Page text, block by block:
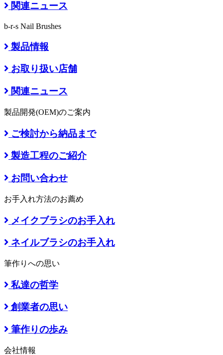
関連ニュース
b-r-s Nail Brushes
製品情報
お取り扱い店舗
関連ニュース
製品開発(OEM)のご案内
ご検討から納品まで
製造工程のご紹介
お問い合わせ
お手入れ方法のお薦め
メイクブラシのお手入れ
ネイルブラシのお手入れ
筆作りへの思い
私達の哲学
創業者の思い
筆作りの歩み
会社情報